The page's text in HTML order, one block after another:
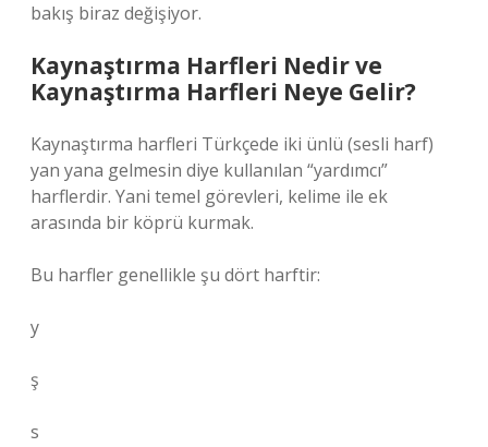
bakış biraz değişiyor.
Kaynaştırma Harfleri Nedir ve
Kaynaştırma Harfleri Neye Gelir?
Kaynaştırma harfleri Türkçede iki ünlü (sesli harf)
yan yana gelmesin diye kullanılan “yardımcı”
harflerdir. Yani temel görevleri, kelime ile ek
arasında bir köprü kurmak.
Bu harfler genellikle şu dört harftir:
y
ş
s